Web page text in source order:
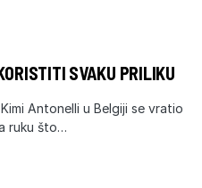
SVAKU PRILIKU
Antonelli u Belgiji se vratio
ruku što…